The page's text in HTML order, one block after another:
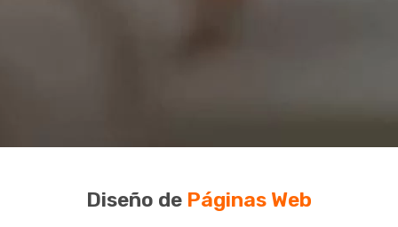
Diseño de Páginas Web